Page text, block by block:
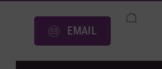
EMAIL